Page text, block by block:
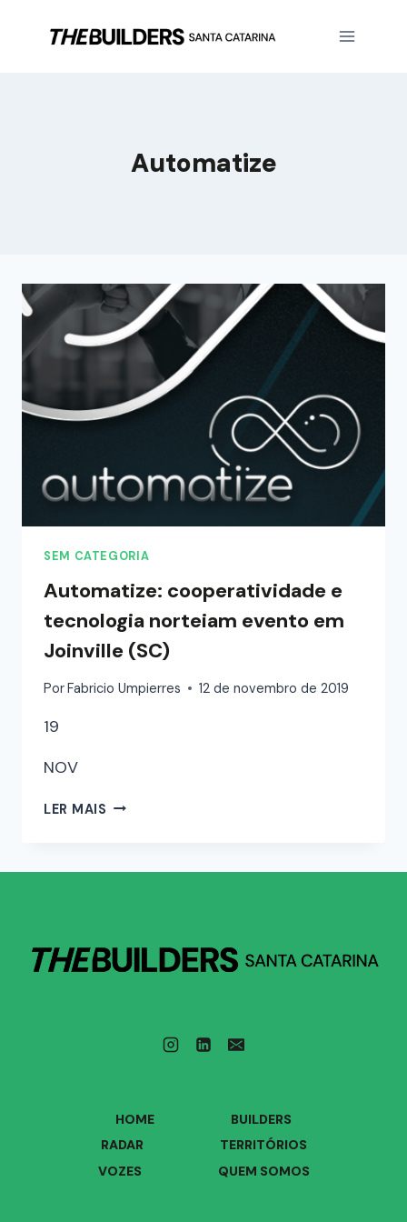
Automatize
SEM CATEGORIA
Automatize: cooperatividade e
tecnologia norteiam evento em
Joinville (SC)
PorFabricio Umpierres 12 de novembro de 2019
19
NOV
LER MAIS
HOME
BUILDERS
RADAR
TERRITÓRIOS
VOZES
QUEM SOMOS